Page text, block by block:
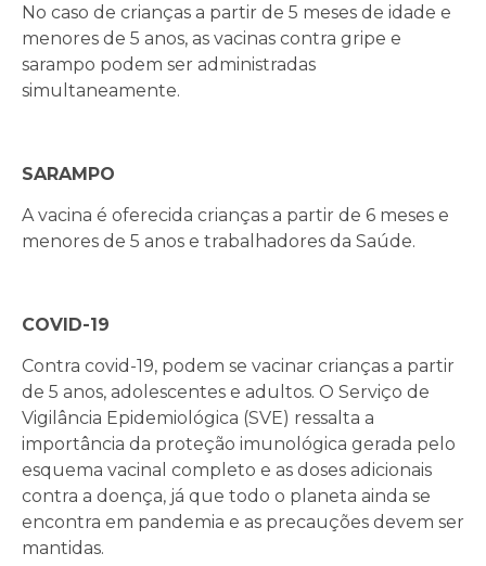
No caso de crianças a partir de 5 meses de idade e
menores de 5 anos, as vacinas contra gripe e
sarampo podem ser administradas
simultaneamente.
SARAMPO
A vacina é oferecida crianças a partir de 6 meses e
menores de 5 anos e trabalhadores da Saúde.
COVID-19
Contra covid-19, podem se vacinar crianças a partir
de 5 anos, adolescentes e adultos. O Serviço de
Vigilância Epidemiológica (SVE) ressalta a
importância da proteção imunológica gerada pelo
esquema vacinal completo e as doses adicionais
contra a doença, já que todo o planeta ainda se
encontra em pandemia e as precauções devem ser
mantidas.